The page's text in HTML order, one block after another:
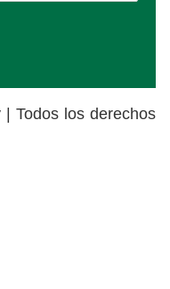
| Todos los derechos